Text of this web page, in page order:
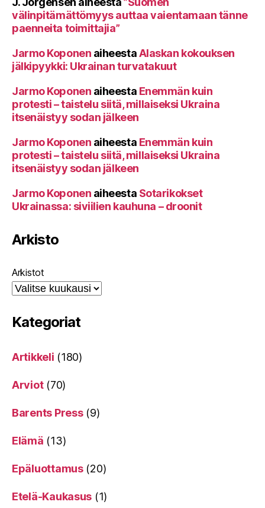
välinpitämättömyys auttaa vaientamaan tänne
paenneita toimittajia”
Jarmo Koponen aiheestaAlaskan kokouksen
jälkipyykki: Ukrainan turvatakuut
Jarmo Koponen aiheesta Enemmän kuin
protesti – taistelu siitä, millaiseksi Ukraina
itsenäistyy sodan jälkeen
Jarmo Koponen aiheesta Enemmän kuin
protesti – taistelu siitä, millaiseksi Ukraina
itsenäistyy sodan jälkeen
Jarmo Koponen aiheesta Sotarikokset
Ukrainassa: siviilien kauhuna – droonit
Arkisto
Arkistot
Kategoriat
Artikkeli (180)
Arviot(70)
Barents Press(9)
Elämä (13)
Epäluottamus(20)
Etelä-Kaukasus (1)